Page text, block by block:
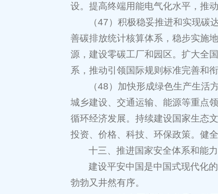
设。提高终端用能电气化水平，推
（47）积极稳妥推进和实现
善碳排放统计核算体系，稳步实施
源，建设零碳工厂和园区。扩大全
系，推动引领国际规则标准完善和
（48）加快形成绿色生产生
城乡建设、交通运输、能源等重点
循环经济发展。持续建设国家生态
投资、价格、科技、环保政策。健
十三、推进国家安全体系和能
建设平安中国是中国式现代化
勃勃又井然有序。